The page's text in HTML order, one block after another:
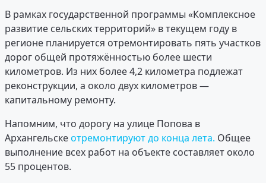
В рамках государственной программы «Комплексное
развитие сельских территорий» в текущем году в
регионе планируется отремонтировать пять участков
дорог общей протяжённостью более шести
километров. Из них более 4,2 километра подлежат
реконструкции, а около двух километров —
капитальному ремонту.
Напомним, что дорогу на улице Попова в
Архангельскеотремонтируют до конца лета. Общее
выполнение всех работ на объекте составляет около
55 процентов.